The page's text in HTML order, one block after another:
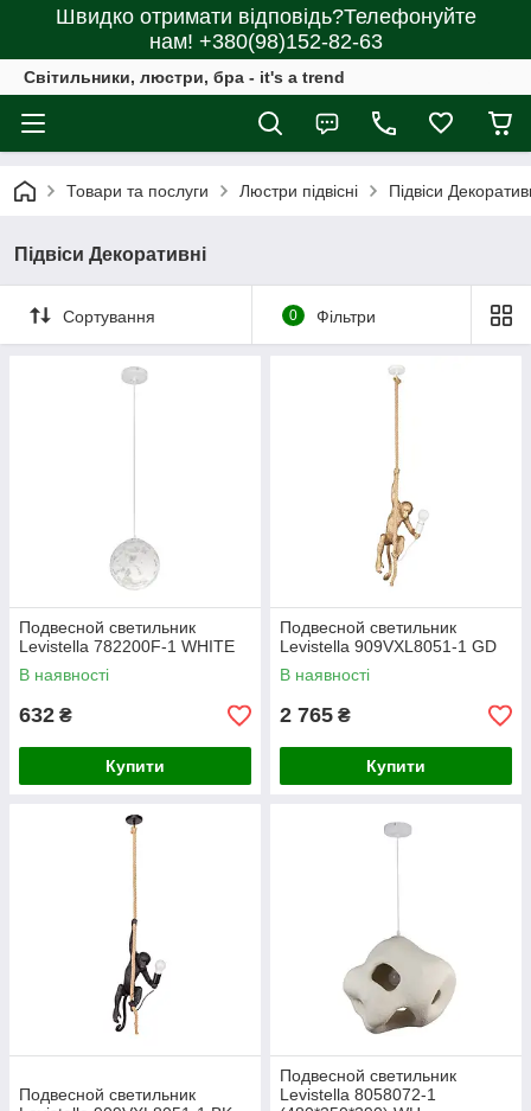
Швидко отримати відповідь?Телефонуйте
нам! +380(98)152-82-63
Світильники, люстри, бра - it's a trend
Товари та послуги Люстри підвісні Підвіси
Підвіси Декоративні
Сортування 0 Фільтри
Подвесной светильник
Levistella 782200F-1 WHITE
В наявності
632 ₴
Купити
Подвесной светильник
Levistella 909VXL8051-1 GD
В наявності
2 765 ₴
Купити
Подвесной светильник
Подвесной светильник
Levistella 8058072-1